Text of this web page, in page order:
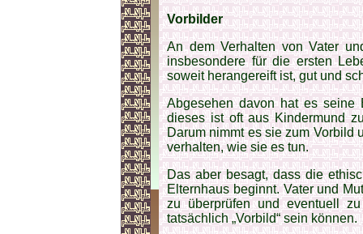
Vorbilder
An dem Verhalten von Vater
insbesondere für die ersten
soweit herangereift ist, gut und
Abgesehen davon hat es seine
dieses ist oft aus Kindermund
Darum nimmt es sie zum Vorbild
verhalten, wie sie es tun.
Das aber besagt, dass die
Elternhaus beginnt. Vater und
zu überprüfen und eventuell
tatsächlich „Vorbild“ sein können.